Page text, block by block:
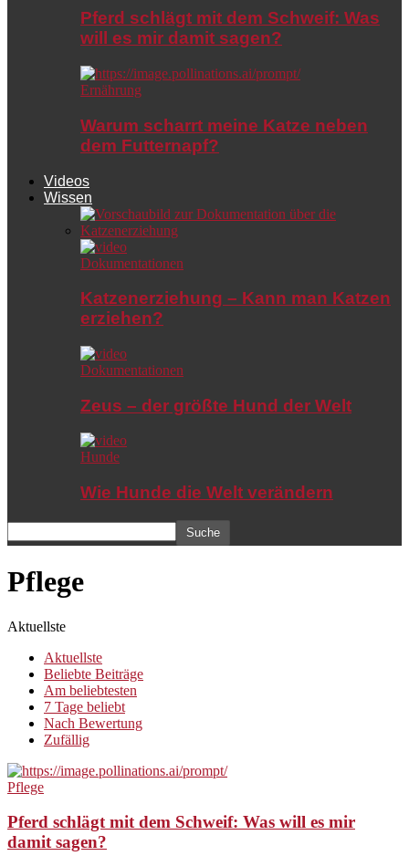
Pferd schlägt mit dem Schweif: Was
will es mir damit sagen?
Ernährung
Warum scharrt meine Katze neben
dem Futternapf?
Videos
Wissen
Dokumentationen
Katzenerziehung – Kann man Katzen
erziehen?
Dokumentationen
Zeus – der größte Hund der Welt
Hunde
Wie Hunde die Welt verändern
Pflege
Aktuellste
Aktuellste
Beliebte Beiträge
Am beliebtesten
7 Tage beliebt
Nach Bewertung
Zufällig
Pflege
Pferd schlägt mit dem Schweif: Was will es mir
damit sagen?